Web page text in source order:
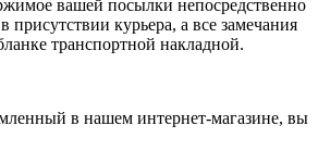
вашей посылки непосредственно
присутствии курьера, а все замечания
транспортной накладной.
в нашем интернет-магазине, вы